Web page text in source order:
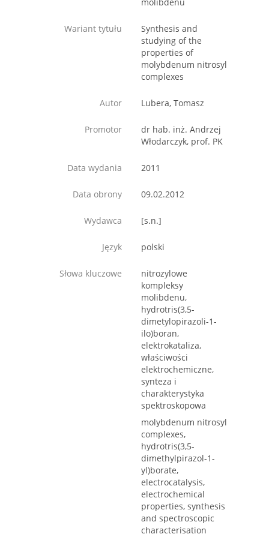
molibdenu
Wariant tytułu
Synthesis and
studying of the
properties of
molybdenum nitrosyl
complexes
Autor Lubera, Tomasz
Promotor
dr hab. inż. Andrzej
Włodarczyk, prof. PK
Data wydania 2011
Data obrony 09.02.2012
Wydawca [s.n.]
Język polski
Słowa kluczowe
nitrozylowe
kompleksy
molibdenu,
hydrotris(3,5-
dimetylopirazoli-1-
ilo)boran,
elektrokataliza,
właściwości
elektrochemiczne,
synteza i
charakterystyka
spektroskopowa
molybdenum nitrosyl
complexes,
hydrotris(3,5-
dimethylpirazol-1-
yl)borate,
electrocatalysis,
electrochemical
properties, synthesis
and spectroscopic
characterisation